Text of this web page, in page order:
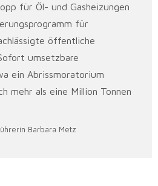
für Öl- und Gasheizungen
für
öffentliche
umsetzbare
ein Abrissmoratorium
mehr als eine Million Tonnen
Barbara Metz